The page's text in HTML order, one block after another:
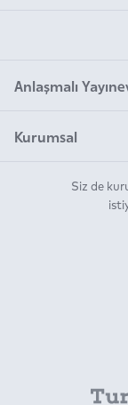
Anlaşmalı
Kurumsal
Siz de